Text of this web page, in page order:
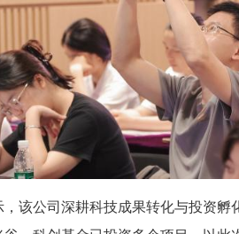
“我们在激光探测领域做
电子创新中心这样的平台，
亡谷’的关键一环。光谷
享验证能力。”东湖高新区科
城